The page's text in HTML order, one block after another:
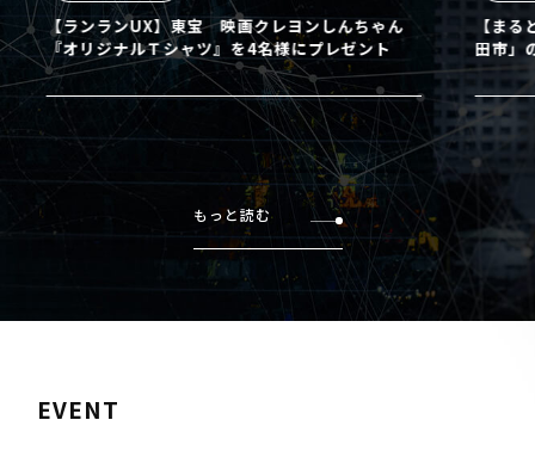
【ランランUX】東宝 映画クレヨンしんちゃん
『オリジナルＴシャツ』を4名様にプレゼント
【まる
田市」
もっと読む
EVENT